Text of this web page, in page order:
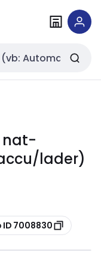
nat-
lader)
ID 7008830